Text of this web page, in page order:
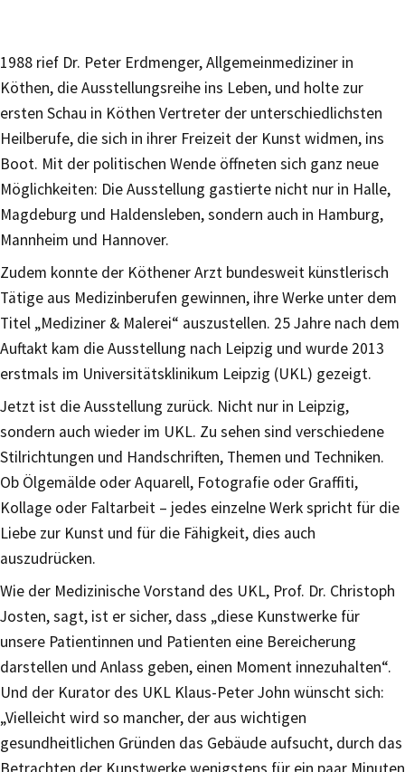
1988 rief Dr. Peter Erdmenger, Allgemeinmediziner in
Köthen, die Ausstellungsreihe ins Leben, und holte zur
ersten Schau in Köthen Vertreter der unterschiedlichsten
Heilberufe, die sich in ihrer Freizeit der Kunst widmen, ins
Boot. Mit der politischen Wende öffneten sich ganz neue
Möglichkeiten: Die Ausstellung gastierte nicht nur in Halle,
Magdeburg und Haldensleben, sondern auch in Hamburg,
Mannheim und Hannover.
Zudem konnte der Köthener Arzt bundesweit künstlerisch
Tätige aus Medizinberufen gewinnen, ihre Werke unter dem
Titel „Mediziner & Malerei“ auszustellen. 25 Jahre nach dem
Auftakt kam die Ausstellung nach Leipzig und wurde 2013
erstmals im Universitätsklinikum Leipzig (UKL) gezeigt.
Jetzt ist die Ausstellung zurück. Nicht nur in Leipzig,
sondern auch wieder im UKL. Zu sehen sind verschiedene
Stilrichtungen und Handschriften, Themen und Techniken.
Ob Ölgemälde oder Aquarell, Fotografie oder Graffiti,
Kollage oder Faltarbeit – jedes einzelne Werk spricht für die
Liebe zur Kunst und für die Fähigkeit, dies auch
auszudrücken.
Wie der Medizinische Vorstand des UKL, Prof. Dr. Christoph
Josten, sagt, ist er sicher, dass „diese Kunstwerke für
unsere Patientinnen und Patienten eine Bereicherung
darstellen und Anlass geben, einen Moment innezuhalten“.
Und der Kurator des UKL Klaus-Peter John wünscht sich:
„Vielleicht wird so mancher, der aus wichtigen
gesundheitlichen Gründen das Gebäude aufsucht, durch das
Betrachten der Kunstwerke wenigstens für ein paar Minuten